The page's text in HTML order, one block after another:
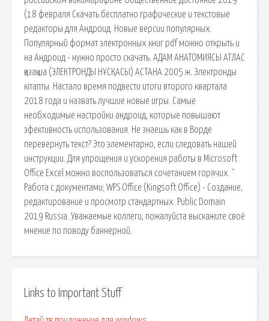
(18 февраля Скачать бесплатно графические и текстовые
редакторы для Андроид. Новые версии популярных.
Популярный формат электронных книг pdf можно открыть и
на Андроид - нужно просто скачать. АДАМ АНАТОМИЯСЫ АТЛАС
қазақша (ЭЛЕКТРОНДЫ НҰСҚАСЫ) АСТАНА 2005 ж. Электронды
кітапты. Настало время подвести итоги второго квартала
2018 года и назвать лучшие новые игры. Самые
необходимые настройки андроид, которые повышают
эфективность использования. Не знаешь как в Ворде
перевернуть текст? Это элементарно, если следовать нашей
инструкции. Для упрощения и ускорения работы в Microsoft
Office Excel можно воспользоваться сочетанием горячих. ˇ
Работа с документами; WPS Office (Kingsoft Office) - Создание,
редактирование и просмотр стандартных. Public Domain
2019 Russia. Уважаемые коллеги, пожалуйста выскажите своё
мнение по поводу баннерной.
Links to Important Stuff